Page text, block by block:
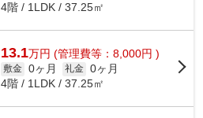
4階 / 1LDK / 37.25㎡
13.1万円 (管理費等：8,000円 )
敷金 0ヶ月 礼金 0ヶ月
4階 / 1LDK / 37.25㎡